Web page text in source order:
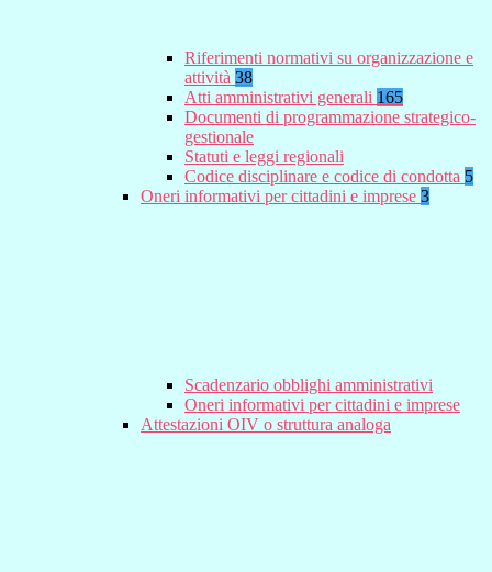
Riferimenti normativi su organizzazione e
attività 38
Atti amministrativi generali 165
Documenti di programmazione strategico-
gestionale
Statuti e leggi regionali
Codice disciplinare e codice di condotta 5
Oneri informativi per cittadini e imprese 3
Scadenzario obblighi amministrativi
Oneri informativi per cittadini e imprese
Attestazioni OIV o struttura analoga